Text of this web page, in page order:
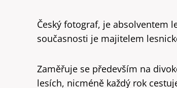
Český fotograf, je absolventem
současnosti je majitelem
Zaměřuje se především na
lesích, nicméně každý rok